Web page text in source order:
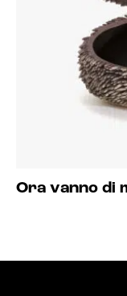
Ora vanno di